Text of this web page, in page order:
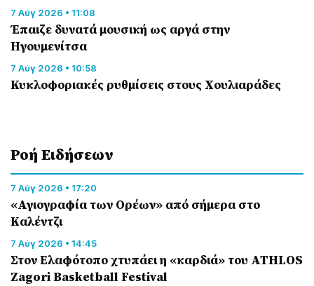
7 Αύγ 2026 • 11:08
Έπαιζε δυνατά μουσική ως αργά στην
Ηγουμενίτσα
7 Αύγ 2026 • 10:58
Κυκλοφοριακές ρυθμίσεις στους Χουλιαράδες
Ροή Eιδήσεων
7 Αύγ 2026 • 17:20
«Αγιογραφία των Ορέων» από σήμερα στο
Καλέντζι
7 Αύγ 2026 • 14:45
Στον Ελαφότοπο χτυπάει η «καρδιά» του ATHLOS
Zagori Basketball Festival